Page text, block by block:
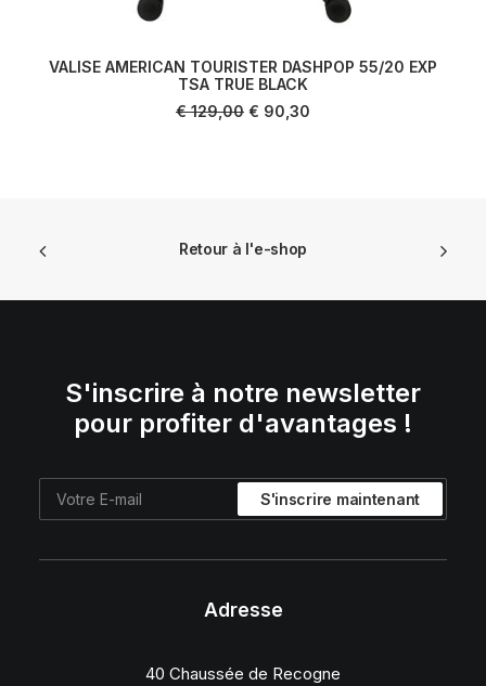
AJOUTER AU PANIER
VALISE AMERICAN TOURISTER DASHPOP 55/20 EXP
TSA TRUE BLACK
€129,00 Le
€ 90,30
Retour à l'e-shop
S'inscrire à notre newsletter
pour profiter d'avantages !
Adresse
40 Chaussée de Recogne